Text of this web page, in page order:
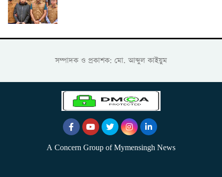
সম্পাদক ও প্রকাশক: মো. আব্দুল কাইয়ুম
A Concern Group of Mymensingh News